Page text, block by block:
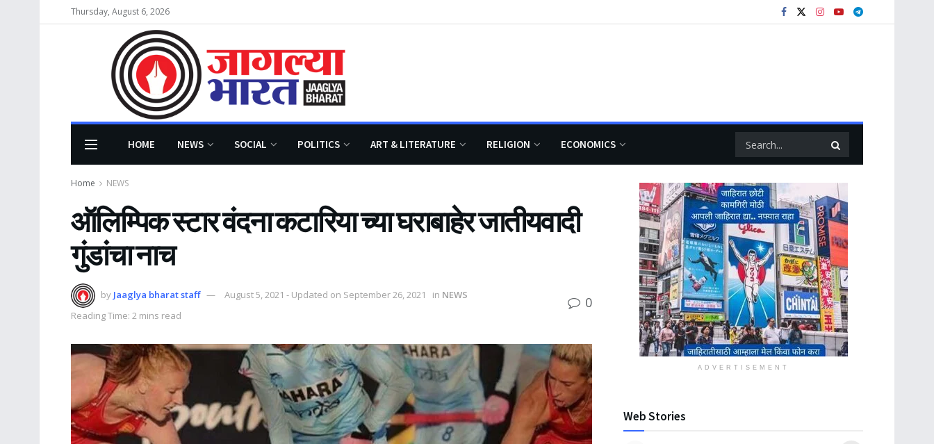
Thursday, August 6, 2026
HOME NEWS SOCIAL POLITICS ART & LITERATURE RELIGION ECONOMICS
Home NEWS
ऑलिम्पिक स्टार वंदना कटारिया च्या घराबाहेर जातीयवादी
गुंडांचा नाच
by Jaaglya bharat staff August 5, 2021 - Updated on September 26, 2021 in NEWS
Reading Time: 2 mins read
0
ADVERTISEMENT
Web Stories